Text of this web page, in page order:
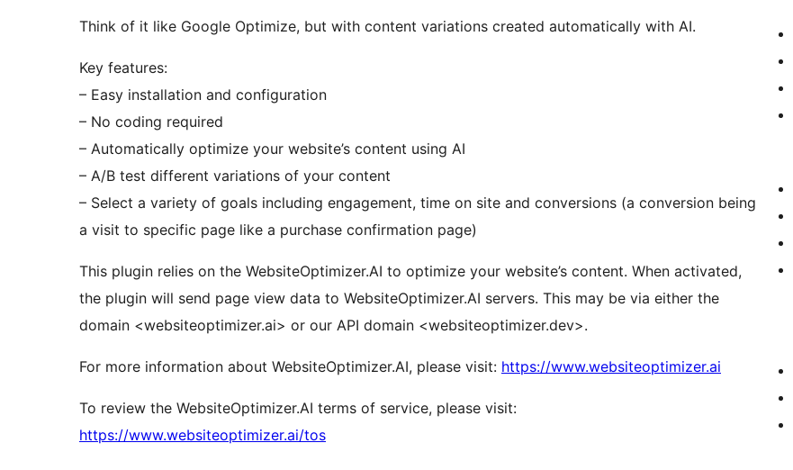
Think of it like Google Optimize, but with content variations created automatically with AI.
Key features:
– Easy installation and configuration
– No coding required
– Automatically optimize your website’s content using AI
– A/B test different variations of your content
– Select a variety of goals including engagement, time on site and conversions (a conversion being
a visit to specific page like a purchase confirmation page)
This plugin relies on the WebsiteOptimizer.AI to optimize your website’s content. When activated,
the plugin will send page view data to WebsiteOptimizer.AI servers. This may be via either the
domain <websiteoptimizer.ai> or our API domain <websiteoptimizer.dev>.
For more information about WebsiteOptimizer.AI, please visit: https://www.websiteoptimizer.ai
To review the WebsiteOptimizer.AI terms of service, please visit:
https://www.websiteoptimizer.ai/tos